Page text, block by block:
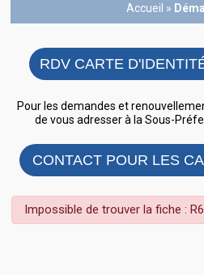
Accueil »
RDV CARTE
Pour les demandes et
de vous adresser à la Sous-
CONTACT POUR LES
Impossible de trouver la fiche :